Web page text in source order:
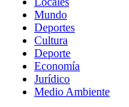
Mundo
Deportes
Cultura
Deporte
Economía
Jurídico
Medio Ambiente